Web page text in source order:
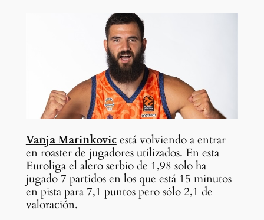
Vanja Marinkovicestá volviendo a entrar
en roaster de jugadores utilizados. En esta
Euroliga el alero serbio de 1,98 solo ha
jugado 7 partidos en los que está 15 minutos
en pista para 7,1 puntos pero sólo 2,1 de
valoración.